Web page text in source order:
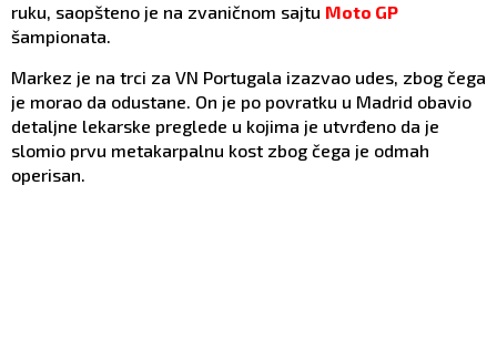
ruku, saopšteno je na zvaničnom sajtu Moto GP
šampionata.
Markez je na trci za VN Portugala izazvao udes, zbog čega
je morao da odustane. On je po povratku u Madrid obavio
detaljne lekarske preglede u kojima je utvrđeno da je
slomio prvu metakarpalnu kost zbog čega je odmah
operisan.